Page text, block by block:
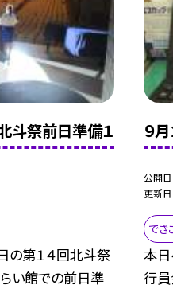
斗祭前日準備１
日の第１４回北斗祭
い館での前日準
９
公開日
更新日
でき
本日
行員